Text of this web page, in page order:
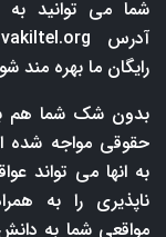
شما می توانید
آدرس
vakiltel.org
رایگان ما بهره مند
بدون شک شما هم
حقوقی مواجه شده
به انها می تواند
ناپذیری را به
مواقعی شما به